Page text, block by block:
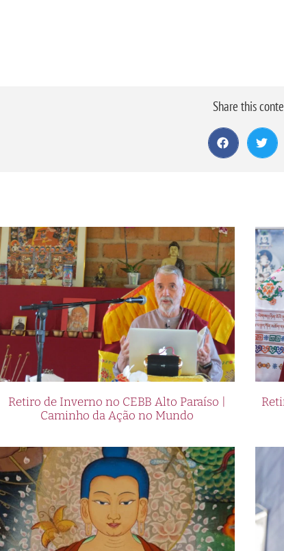
Share this
Retiro de Inverno no CEBB Alto Paraíso |
Caminho da Ação no Mundo